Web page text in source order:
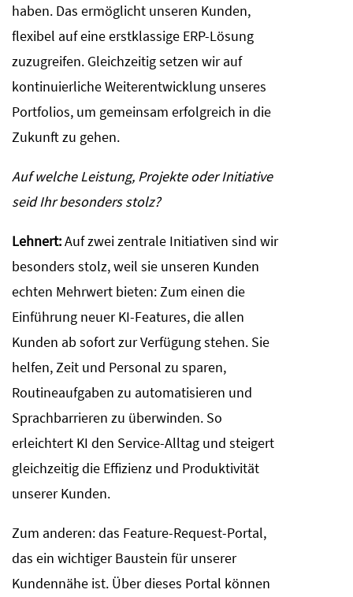
haben. Das ermöglicht unseren Kunden,
flexibel auf eine erstklassige ERP-Lösung
zuzugreifen. Gleichzeitig setzen wir auf
kontinuierliche Weiterentwicklung unseres
Portfolios, um gemeinsam erfolgreich in die
Zukunft zu gehen.
Auf welche Leistung, Projekte oder Initiative
seid Ihr besonders stolz?
Lehnert:Auf zwei zentrale Initiativen sind wir
besonders stolz, weil sie unseren Kunden
echten Mehrwert bieten: Zum einen die
Einführung neuer KI-Features, die allen
Kunden ab sofort zur Verfügung stehen. Sie
helfen, Zeit und Personal zu sparen,
Routineaufgaben zu automatisieren und
Sprachbarrieren zu überwinden. So
erleichtert KI den Service-Alltag und steigert
gleichzeitig die Effizienz und Produktivität
unserer Kunden.
Zum anderen: das Feature-Request-Portal,
das ein wichtiger Baustein für unserer
Kundennähe ist. Über dieses Portal können